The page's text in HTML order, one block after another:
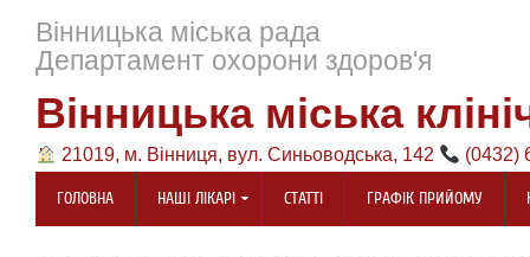
Вінницька міська рада
Департамент охорони здоров'я
Вінницька міська
21019, м. Вінниця, вул. Синьоводська, 142 (0432)
ГОЛОВНА НАШІ ЛІКАРІ СТАТТІ ГРАФІК ПРИЙОМУ